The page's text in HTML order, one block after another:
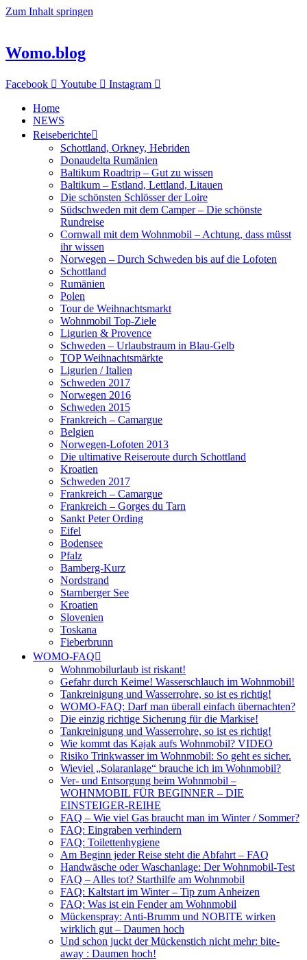
Zum Inhalt springen
Womo.blog
Facebook Youtube Instagram
Home
NEWS
Reiseberichte
Schottland, Orkney, Hebriden
Donaudelta Rumänien
Baltikum Roadtrip – Gut zu wissen
Baltikum – Estland, Lettland, Litauen
Die schönsten Schlösser der Loire
Südschweden mit dem Camper – Die schönste
Rundreise
Cornwall mit dem Wohnmobil – Achtung, dass müsst
ihr wissen
Norwegen – Durch Schweden bis auf die Lofoten
Schottland
Rumänien
Polen
Tour de Weihnachtsmarkt
Wohnmobil Top-Ziele
Ligurien & Provence
Schweden – Urlaubstraum in Blau-Gelb
TOP Weihnachtsmärkte
Ligurien / Italien
Schweden 2017
Norwegen 2016
Schweden 2015
Frankreich – Camargue
Belgien
Norwegen-Lofoten 2013
Die ultimative Reiseroute durch Schottland
Kroatien
Schweden 2017
Frankreich – Camargue
Frankreich – Gorges du Tarn
Sankt Peter Ording
Eifel
Bodensee
Pfalz
Bamberg-Kurz
Nordstrand
Starnberger See
Kroatien
Slovenien
Toskana
Fieberbrunn
WOMO-FAQ
Wohnmobilurlaub ist riskant!
Gefahr durch Keime! Wasserschlauch im Wohnmobil!
Tankreinigung und Wasserrohre, so ist es richtig!
WOMO-FAQ: Darf man überall einfach übernachten?
Die einzig richtige Sicherung für die Markise!
Tankreinigung und Wasserrohre, so ist es richtig!
Wie kommt das Kajak aufs Wohnmobil? VIDEO
Risiko Trinkwasser im Wohnmobil: So geht es sicher.
Wieviel „Solaranlage“ brauche ich im Wohnmobil?
Ver- und Entsorgung beim Wohnmobil –
WOHNMOBIL FÜR BEGINNER – DIE
EINSTEIGER-REIHE
FAQ – Wie viel Gas braucht man im Winter / Sommer?
FAQ: Eingraben verhindern
FAQ: Toilettenhygiene
Am Beginn jeder Reise steht die Abfahrt – FAQ
Handwäsche oder Waschanlage: Der Wohnmobil-Test
FAQ – Alles tot? Starthilfe am Wohnmobil
FAQ: Kaltstart im Winter – Tip zum Anheizen
FAQ: Was ist ein Fender am Wohnmobil
Mückenspray: Anti-Brumm und NOBITE wirken
wirklich gut – Daumen hoch
Und schon juckt der Mückenstich nicht mehr: bite-
away : Daumen hoch!